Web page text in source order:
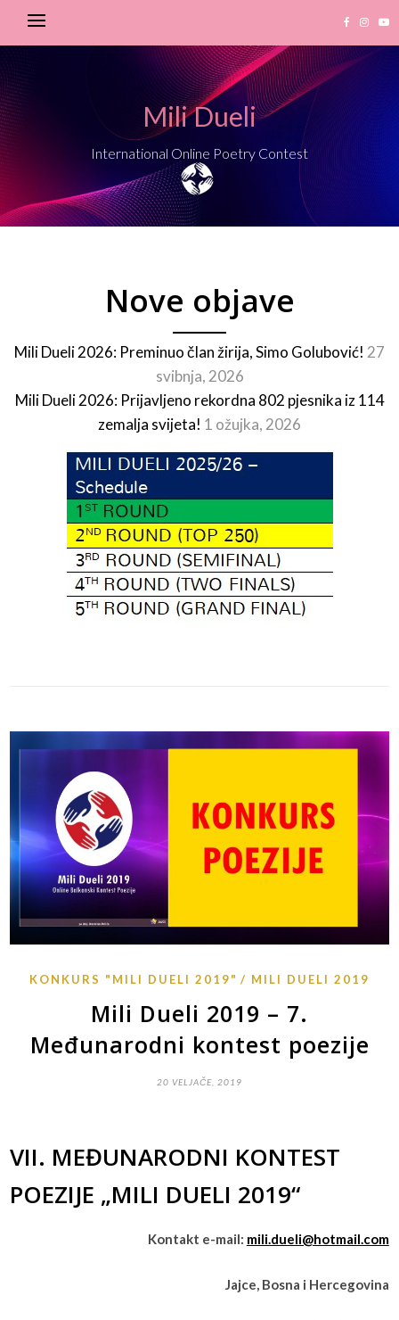
Mili Dueli
International Online Poetry Contest
Nove objave
Mili Dueli 2026: Preminuo član žirija, Simo Golubović! 27
svibnja, 2026
Mili Dueli 2026: Prijavljeno rekordna 802 pjesnika iz 114
zemalja svijeta! 1 ožujka, 2026
KONKURS "MILI DUELI 2019" MILI DUELI 2019
Mili Dueli 2019 – 7.
Međunarodni kontest poezije
20 VELJAČE, 2019
VII. MEĐUNARODNI KONTEST
POEZIJE „MILI DUELI 2019“
Kontakt e-mail: mili.dueli@hotmail.com
Jajce, Bosna i Hercegovina